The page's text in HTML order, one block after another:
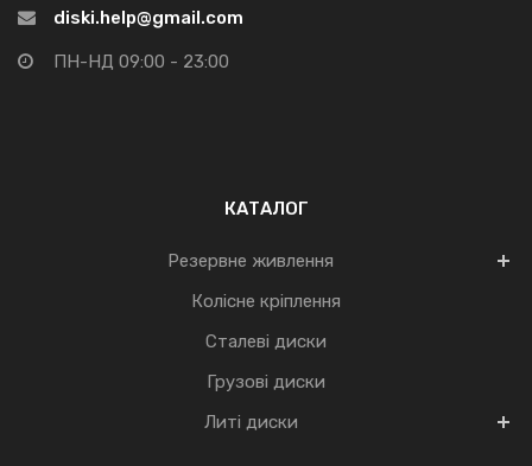
diski.help@gmail.com
ПН-НД 09:00 - 23:00
КАТАЛОГ
Резервне живлення
Колісне кріплення
Сталеві диски
Грузові диски
Литі диски